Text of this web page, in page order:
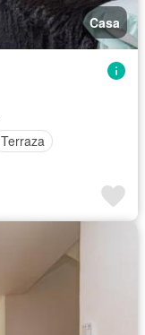
Casa
Terraza